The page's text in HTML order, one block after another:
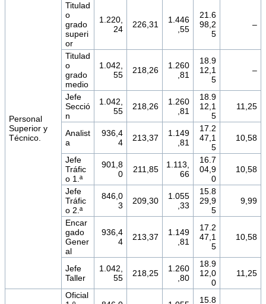
Personal
Superior y
Técnico.
Titulad
o
grado
superi
or
1.220,
24
226,31
1.446
,55
21.6
98,2
5
–
Titulad
o
grado
medio
1.042,
55
218,26
1.260
,81
18.9
12,1
5
–
Jefe
Secció
n
1.042,
55
218,26
1.260
,81
18.9
12,1
5
11,25
Analist
a
936,4
4
213,37
1.149
,81
17.2
47,1
5
10,58
Jefe
Tráfic
o 1.ª
901,8
0
211,85
1.113,
66
16.7
04,9
0
10,58
Jefe
Tráfic
o 2.ª
846,0
3
209,30
1.055
,33
15.8
29,9
5
9,99
Encar
gado
Gener
al
936,4
4
213,37
1.149
,81
17.2
47,1
5
10,58
Jefe
Taller
1.042,
55
218,25
1.260
,80
18.9
12,0
0
11,25
Oficial
15.8